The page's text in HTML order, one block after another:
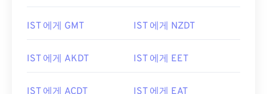
IST 에게 GMT IST 에게 NZDT
IST 에게 AKDT IST 에게 EET
IST 에게 ACDT IST 에게 EAT